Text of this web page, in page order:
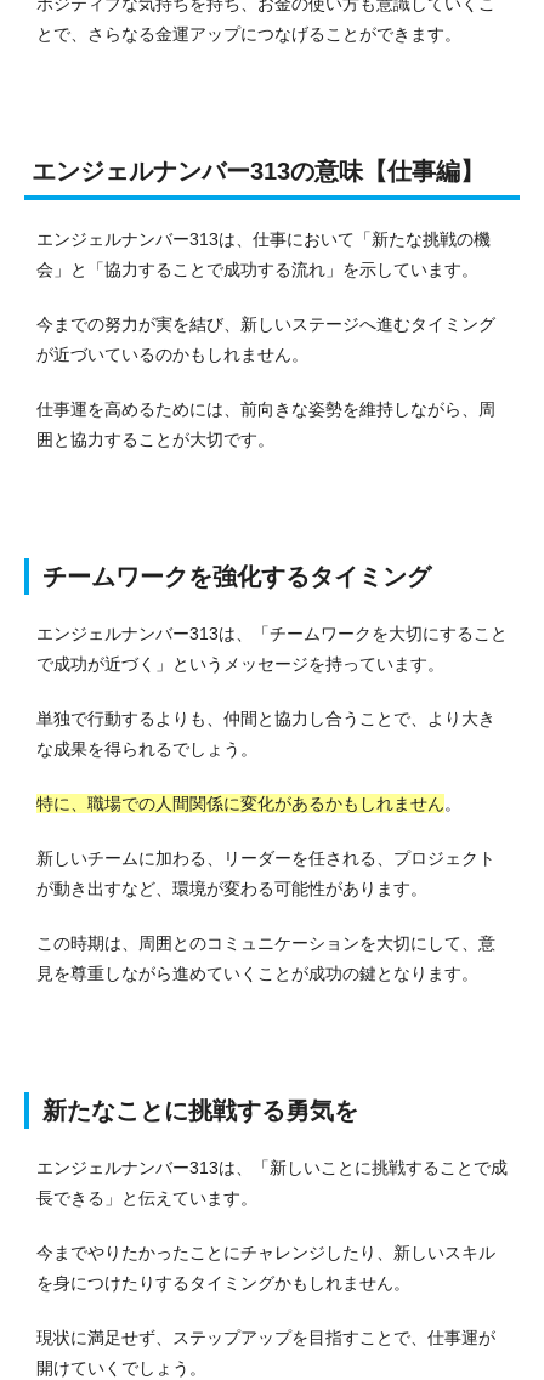
とで、さらなる金運アップにつなげることができます。
エンジェルナンバー313の意味【仕事編】
エンジェルナンバー313は、仕事において「新たな挑戦の機
会」と「協力することで成功する流れ」を示しています。
今までの努力が実を結び、新しいステージへ進むタイミング
が近づいているのかもしれません。
仕事運を高めるためには、前向きな姿勢を維持しながら、周
囲と協力することが大切です。
チームワークを強化するタイミング
エンジェルナンバー313は、「チームワークを大切にすること
で成功が近づく」というメッセージを持っています。
単独で行動するよりも、仲間と協力し合うことで、より大き
な成果を得られるでしょう。
特に、職場での人間関係に変化があるかもしれません。
新しいチームに加わる、リーダーを任される、プロジェクト
が動き出すなど、環境が変わる可能性があります。
この時期は、周囲とのコミュニケーションを大切にして、意
見を尊重しながら進めていくことが成功の鍵となります。
新たなことに挑戦する勇気を
エンジェルナンバー313は、「新しいことに挑戦することで成
長できる」と伝えています。
今までやりたかったことにチャレンジしたり、新しいスキル
を身につけたりするタイミングかもしれません。
現状に満足せず、ステップアップを目指すことで、仕事運が
開けていくでしょう。